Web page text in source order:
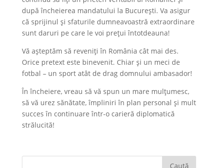
după încheierea mandatului la București. Va asigur
că sprijinul și sfaturile dumneavoastră extraordinare
sunt daruri pe care le voi prețui întotdeauna!
Vă așteptăm să reveniți în România cât mai des.
Orice pretext este binevenit. Chiar și un meci de
fotbal – un sport atât de drag domnului ambasador!
În încheiere, vreau să vă spun un mare mulțumesc,
să vă urez sănătate, împliniri în plan personal și mult
succes în continuare într-o carieră diplomatică
strălucită!